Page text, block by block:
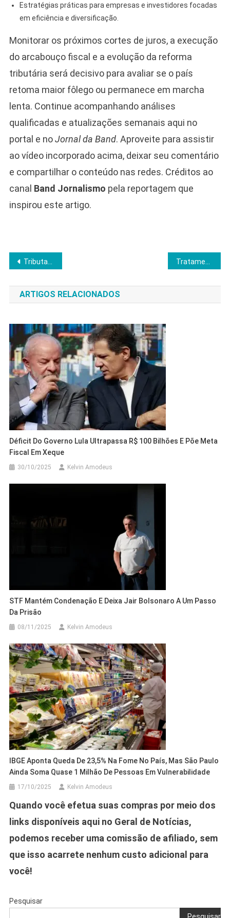
Estratégias práticas para empresas e investidores focadas
em eficiência e diversificação.
Monitorar os próximos cortes de juros, a execução
do arcabouço fiscal e a evolução da reforma
tributária será decisivo para avaliar se o país
retoma maior fôlego ou permanece em marcha
lenta. Continue acompanhando análises
qualificadas e atualizações semanais aqui no
portal e noJornal da Band. Aproveite para assistir
ao vídeo incorporado acima, deixar seu comentário
e compartilhar o conteúdo nas redes. Créditos ao
canal Band Jornalismo pela reportagem que
inspirou este artigo.
Navegação
de
Post
Tributação de Lucros e Dividendos em 2026: Guia Completo para Empresários e Profissionais
ARTIGOS RELACIONADOS
Déficit Do Governo Lula Ultrapassa R$ 100 Bilhões E Põe Meta
Fiscal Em Xeque
30/10/2025 Kelvin Amodeus
STF Mantém Condenação E Deixa Jair Bolsonaro A Um Passo
Da Prisão
08/11/2025 Kelvin Amodeus
IBGE Aponta Queda De 23,5% Na Fome No País, Mas São Paulo
Ainda Soma Quase 1 Milhão De Pessoas Em Vulnerabilidade
17/10/2025 Kelvin Amodeus
Quando você efetua suas compras por meio dos
links disponíveis aqui no Geral de Notícias,
podemos receber uma comissão de afiliado, sem
que isso acarrete nenhum custo adicional para
você!
Pesquisar